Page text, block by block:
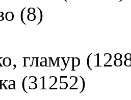
(8)
гламур (
(31252)